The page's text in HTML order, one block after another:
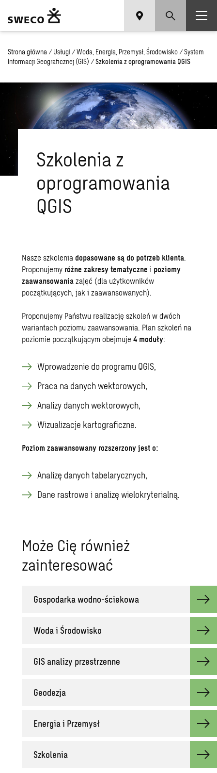
Strona główna / Usługi / Woda, Energia, Przemysł, Środowisko / System
Informacji Geograficznej (GIS) / Szkolenia z oprogramowania QGIS
Szkolenia z
oprogramowania
QGIS
Nasze szkoleniadopasowane są do potrzeb klienta.
Proponujemy różne zakresy tematyczne i poziomy
zaawansowania zajęć (dla użytkowników
początkujących, jak i zaawansowanych).
Proponujemy Państwu realizację szkoleń w dwóch
wariantach poziomu zaawansowania. Plan szkoleń na
poziomie początkującym obejmuje4 moduły:
Wprowadzenie do programu QGIS,
Praca na danych wektorowych,
Analizy danych wektorowych,
Wizualizacje kartograficzne.
Poziom zaawansowany rozszerzony jest o:
Analizę danych tabelarycznych,
Dane rastrowe i analizę wielokryterialną.
Może Cię również
zainteresować
Gospodarka wodno-ściekowa
Woda i Środowisko
GIS analizy przestrzenne
Geodezja
Energia i Przemysł
Szkolenia